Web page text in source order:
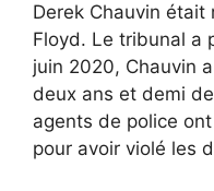
Derek Chauvin
Floyd. Le tribunal a
juin 2020, Chauvin
deux ans et demi
agents de police
pour avoir violé les